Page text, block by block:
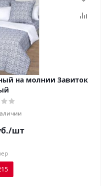
на молнии Завиток
/шт